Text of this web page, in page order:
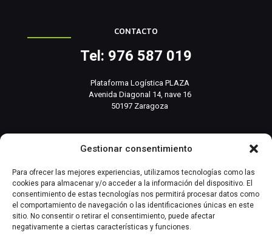
Gestionar consentimiento
Para ofrecer las mejores experiencias, utilizamos tecnologías como las
cookies para almacenar y/o acceder a la información del dispositivo. El
consentimiento de estas tecnologías nos permitirá procesar datos como
el comportamiento de navegación o las identificaciones únicas en este
sitio. No consentir o retirar el consentimiento, puede afectar
negativamente a ciertas características y funciones.
CONTACTO
Tel: 976 587 019
Plataforma Logística PLAZA
Avenida Diagonal 14, nave 16
50197 Zaragoza
INFORMACIÓN RELEVANTE
Producto
Automatización Industrial